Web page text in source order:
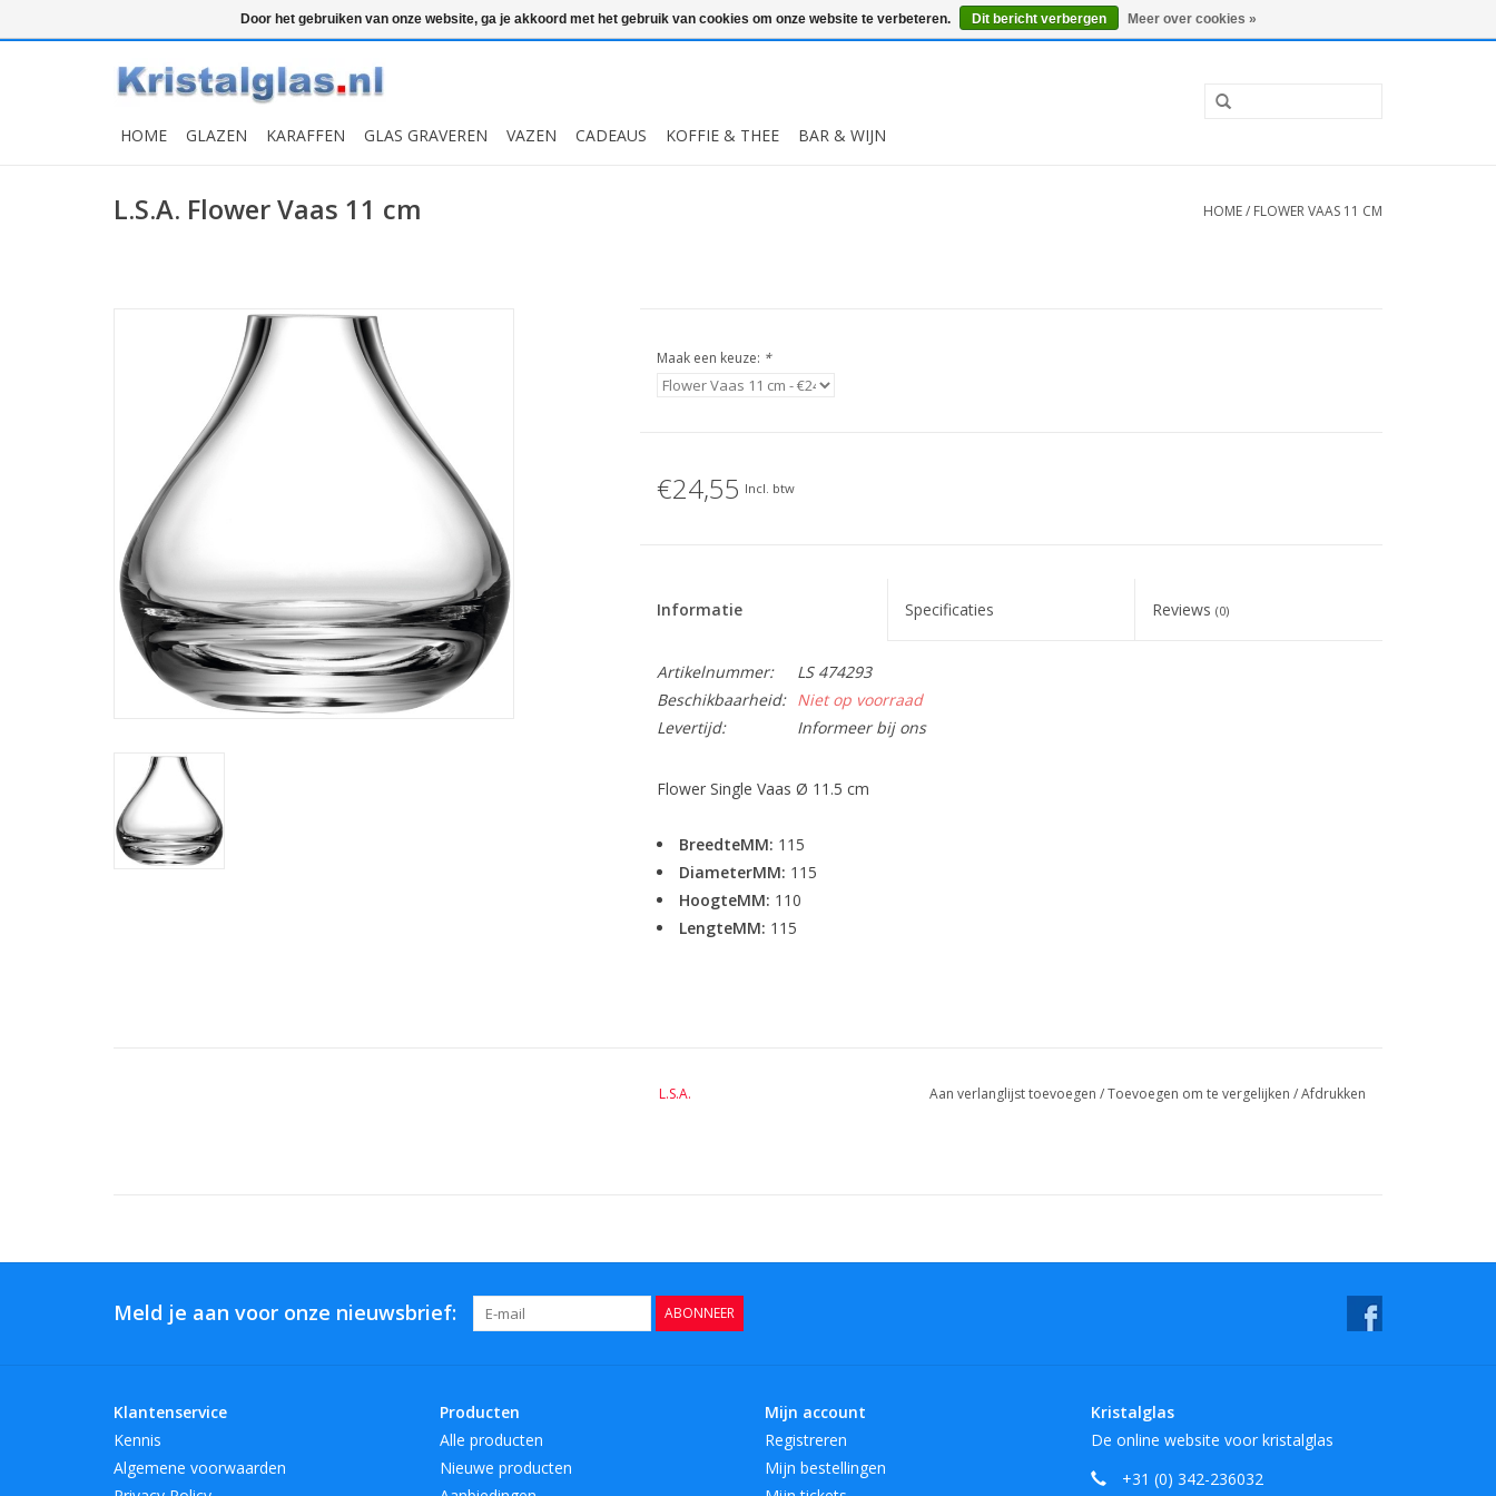
Snelle levering Graveren 0 Artikelen - €0,00 Mijn account / Registreren
HOME GLAZEN KARAFFEN GLAS GRAVEREN VAZEN CADEAUS KOFFIE & THEE BAR & WIJN
L.S.A. Flower Vaas 11 cm HOME/ FLOWER VAAS 11 CM
Maak een keuze: *
€24,55 Incl. btw
Informatie Specificaties Reviews(0)
Artikelnummer:
LS 474293
Beschikbaarheid:
Niet op voorraad
Levertijd:
Informeer bij ons
Flower Single Vaas Ø 11.5 cm
BreedteMM: 115
DiameterMM: 115
HoogteMM: 110
LengteMM: 115
L.S.A. Aan verlanglijst toevoegen /Toevoegen om te vergelijken /Afdrukken
Meld je aan voor onze nieuwsbrief: ABONNEER
Klantenservice
Kennis
Algemene voorwaarden
Producten
Alle producten
Nieuwe producten
Mijn account
Registreren
Mijn bestellingen
Kristalglas
De online website voor kristalglas
+31 (0) 342-236032
Door het gebruiken van onze website, ga je akkoord met het gebruik van cookies om onze website te verbeteren. Dit bericht verbergen Meer over cookies »